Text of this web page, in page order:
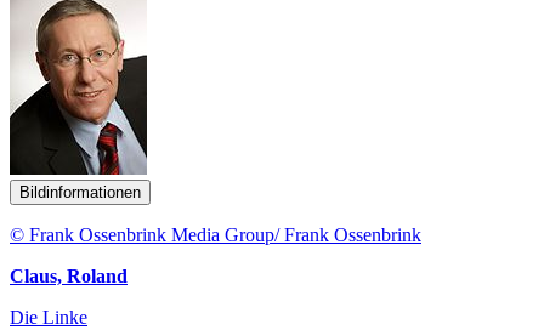
Bildinformationen
© Frank Ossenbrink Media Group/ Frank Ossenbrink
Claus, Roland
Die Linke